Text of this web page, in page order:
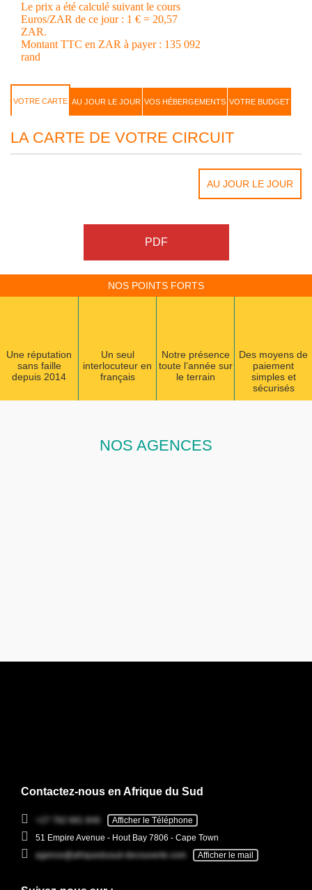
Le prix a été calculé suivant le cours
Euros/ZAR de ce jour : 1 € = 20,57
ZAR.
Montant TTC en ZAR à payer : 135 092
rand
VOTRE CARTE AU JOUR LE JOUR VOS HÉBERGEMENTS VOTRE BUDGET
LA CARTE DE VOTRE CIRCUIT
AU JOUR LE JOUR
PDF
NOS POINTS FORTS
Une réputation
sans faille
depuis 2014
Un seul
interlocuteur en
français
Notre présence
toute l’année sur
le terrain
Des moyens de
paiement
simples et
sécurisés
NOS AGENCES
Contactez-nous en Afrique du Sud
+27 782 681 846
Afficher le Téléphone
51 Empire Avenue - Hout Bay 7806 - Cape Town
agence@afriquedusud-decouverte.com
Afficher le mail